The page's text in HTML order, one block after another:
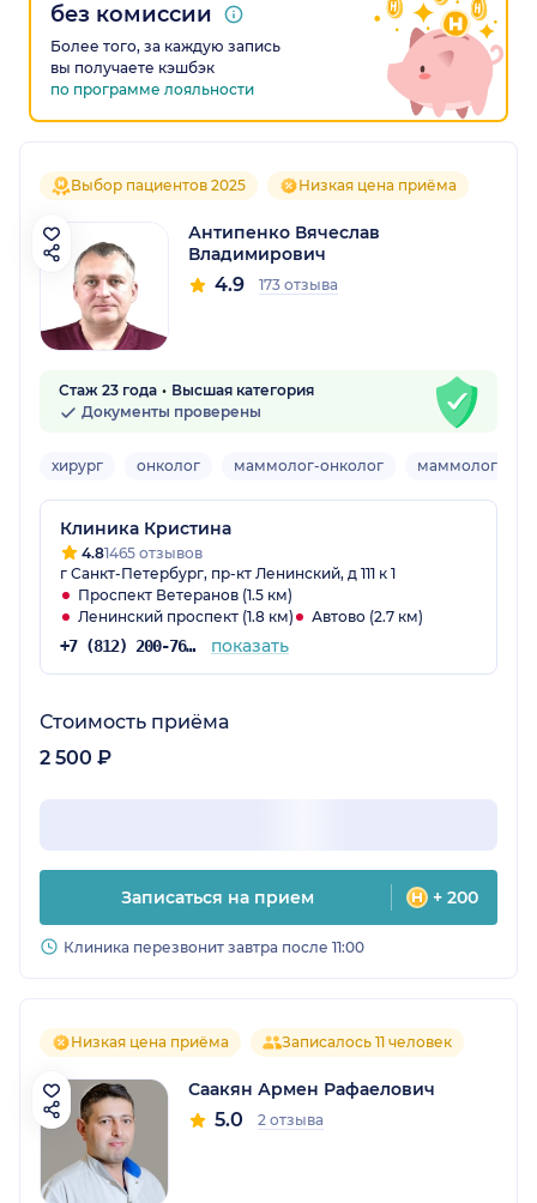
без комиссии
Более того, за каждую запись
вы получаете кэшбэк
по программе лояльности
Выбор пациентов 2025 Низкая цена приёма
Антипенко Вячеслав
Владимирович
4.9 173 отзыва
Стаж 23 года
Высшая категория
Документы проверены
хирург онколог маммолог-онколог маммолог-
Клиника Кристина
4.81465 отзывов
г Санкт-Петербург, пр-кт Ленинский, д 111 к 1
Проспект Ветеранов (1.5 км)
Ленинский проспект (1.8 км)
Автово (2.7 км)
+7 (812) 200-76-49 показать
Стоимость приёма
2 500 ₽
Записаться на прием + 200
Клиника перезвонит завтра после 11:00
Низкая цена приёма Записалось 11 человек
Саакян Армен Рафаелович
5.0 2 отзыва